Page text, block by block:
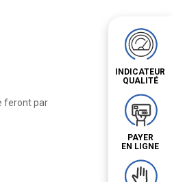
feront par
INDICATEUR
QUALITÉ
PAYER
EN LIGNE